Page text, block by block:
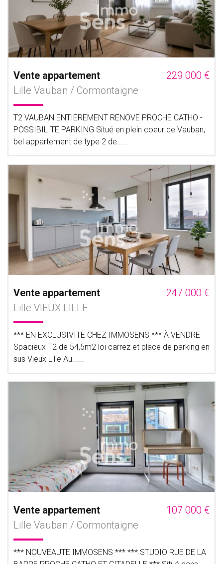
Vente appartement
229 000 €
Lille Vauban / Cormontaigne
T2 VAUBAN ENTIEREMENT RENOVE PROCHE CATHO -
POSSIBILITE PARKING Situé en plein coeur de Vauban,
bel appartement de type 2 de......
Vente appartement
247 000 €
Lille VIEUX LILLE
*** EN EXCLUSIVITE CHEZ IMMOSENS *** À VENDRE
Spacieux T2 de 54,5m2 loi carrez et place de parking en
sus Vieux Lille Au......
Vente appartement
107 000 €
Lille Vauban / Cormontaigne
*** NOUVEAUTE IMMOSENS *** *** STUDIO RUE DE LA